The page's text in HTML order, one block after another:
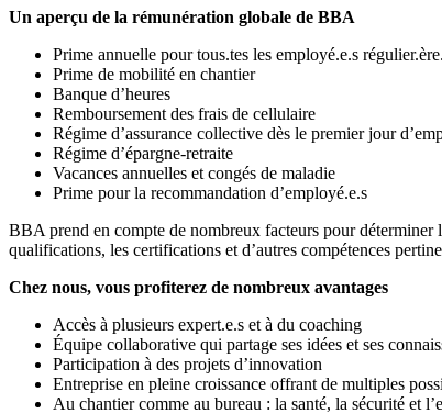
Un aperçu de la rémunération globale de BBA
Prime annuelle pour tous.tes les employé.e.s
Prime de mobilité en chantier
Banque d’heures
Remboursement des frais de cellulaire
Régime d’assurance collective dès le premier jour
Régime d’épargne-retraite
Vacances annuelles et congés de maladie
Prime pour la recommandation d’employé.e.s
BBA prend en compte de nombreux facteurs pour déterminer
qualifications, les certifications et d’autres compétences
Chez nous, vous profiterez de nombreux avantages
Accès à plusieurs expert.e.s et à du coaching
Équipe collaborative qui partage ses idées et ses
Participation à des projets d’innovation
Entreprise en pleine croissance offrant de multiples
Au chantier comme au bureau : la santé, la sécurité et